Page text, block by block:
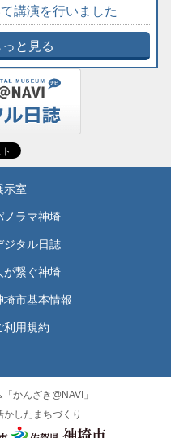
講演を行いました
と見る
示室
ノラマ神埼
ジタル日誌
が繋ぐ神埼
埼市基本情報
利用規約
かんざき@NAVI」
したまちづくり